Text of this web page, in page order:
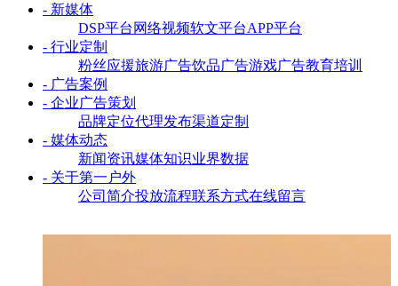
- 新媒体
DSP平台 网络视频软文平台APP平台
- 行业定制
粉丝应援旅游广告饮品广告游戏广告教育培训
- 广告案例
- 企业广告策划
品牌定位代理发布渠道定制
- 媒体动态
新闻资讯媒体知识业界数据
- 关于第一户外
公司简介投放流程联系方式在线留言